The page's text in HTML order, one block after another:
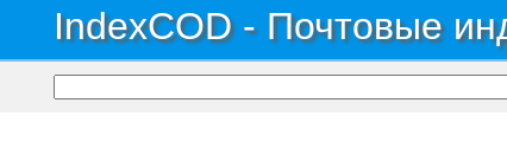
IndexCOD - Почтовые